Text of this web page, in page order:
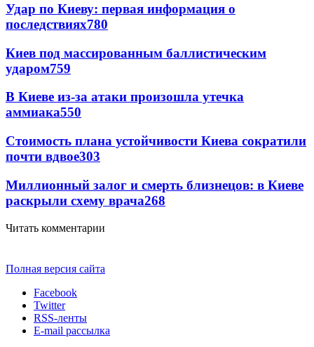
Удар по Киеву: первая информация о
последствиях780
Киев под массированным баллистическим
ударом759
В Киеве из-за атаки произошла утечка
аммиака550
Стоимость плана устойчивости Киева сократили
почти вдвое303
Миллионный залог и смерть близнецов: в Киеве
раскрыли схему врача268
Читать комментарии
Полная версия сайта
Facebook
Twitter
RSS-ленты
E-mail рассылка